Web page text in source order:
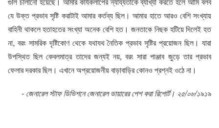
যে উক্ত প্রভাব সৃষ্টি করাটাই আমার কর্তব্য ছিল। আমার হাতে আরও বেশি সংখ্যায়
বাহিনী থাকলে হতাহতের সংখ্যা অনেক বেশি হত। জনতাকে নিছক হটিয়ে দিলেই হত
না, বরং সামরিক দৃষ্টিকোণ থেকে যথাযথ নৈতিক প্রভাব সৃষ্টির প্রয়োজন ছিল। যারা
উপস্থিত ছিল কেবলমাত্র তাদের জন্যই নয়, বরং সারা পাঞ্জাব জুড়ে তার প্রভাব
ফেলার দরকার ছিল। এখানে অপ্রয়োজনীয় বাড়াবাড়ির কোনও প্রশ্নই ওঠে না।
- জেনারেল স্টাফ ডিভিশনে জেনারেল ডায়ারের পেশ করা রিপোর্ট। ২৫/০৮/১৯১৯